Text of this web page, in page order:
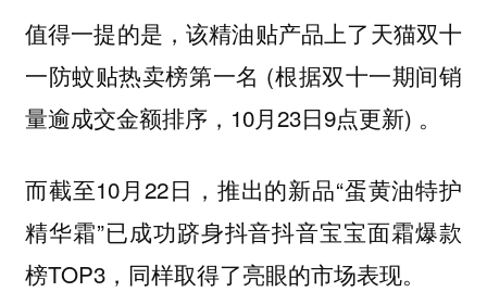
值得一提的是，该精油贴产品上了天猫双十
一防蚊贴热卖榜第一名 (根据双十一期间销
量逾成交金额排序，10月23日9点更新) 。
而截至10月22日，推出的新品“蛋黄油特护
精华霜”已成功跻身抖音抖音宝宝面霜爆款
榜TOP3，同样取得了亮眼的市场表现。